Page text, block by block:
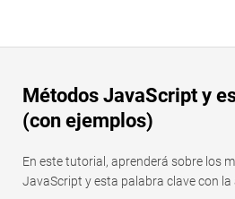
content
Funciones de Excel
Gráfico
C ++
Métodos JavaScript y
(con ejemplos)
En este tutorial, aprenderá sobre los
JavaScript y esta palabra clave con la